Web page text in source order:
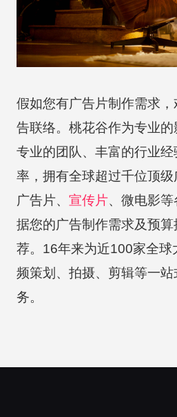
假如您有广告片制作需求
告联络。桃花谷作为专业
专业的团队、丰富的行业
率，拥有全球超过千位顶
广告片、 宣传片、微电影等
据您的广告制作需求及预
荐。16年来为近100家全球
频策划、拍摄、剪辑等一
务。